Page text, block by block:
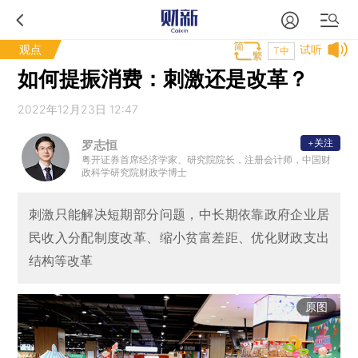
观点 试听
T中
如何提振消费：刺激还是改革？
2022年12月23日 12:47
罗志恒
粤开证券首席经济学家、研究院院长，注册会计师，中国财
政科学研究院财政学博士
+关注
刺激只能解决短期部分问题，中长期依靠政府企业居
民收入分配制度改革、缩小贫富差距、优化财政支出
结构等改革
原图